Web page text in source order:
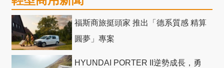
福斯商旅挺頭家 推出「德系質感 精算
圓夢」專案
HYUNDAI PORTER II逆勢成長，勇